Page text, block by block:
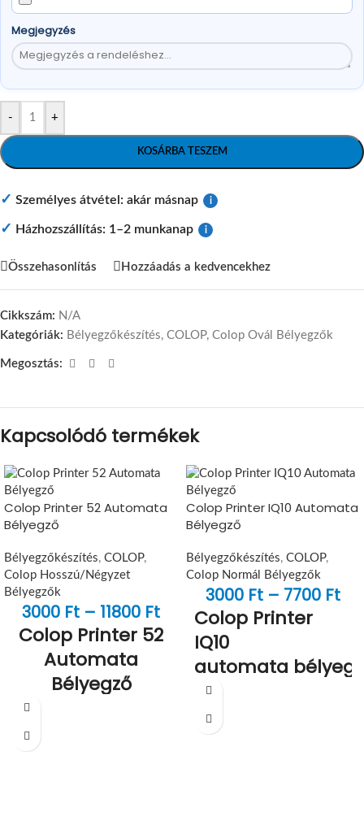
Megjegyzés
- +
KOSÁRBA TESZEM
✓ Személyes átvétel: akár másnap i
✓ Házhozszállítás: 1–2 munkanap i
Összehasonlítás Hozzáadás a kedvencekhez
Cikkszám: N/A
Kategóriák: Bélyegzőkészítés, COLOP, Colop Ovál Bélyegzők
Megosztás:
Kapcsolódó termékek
Colop Printer 52 Automata
Bélyegző
Bélyegzőkészítés, COLOP,
Colop Hosszú/Négyzet
Bélyegzők
3000 Ft – 11800 Ft
Colop Printer 52
Automata
Bélyegző
Colop Printer 52
kompakt, önfestékező bélyegző
Colop Printer IQ10 Automata
Bélyegző
Bélyegzőkészítés, COLOP,
Colop Normál Bélyegzők
3000 Ft – 7700 Ft
Colop Printer
IQ10
automata
egy vagy két soros szövegig
A lenyomat mérete ebbe a